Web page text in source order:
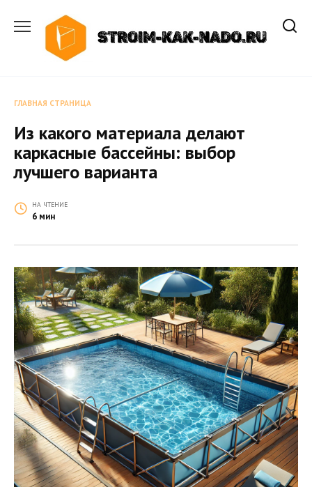
содержанию
ГЛАВНАЯ СТРАНИЦА
Из какого материала делают
каркасные бассейны: выбор
лучшего варианта
НА ЧТЕНИЕ
6 мин